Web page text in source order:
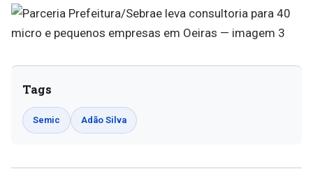
Tags
Semic Adão Silva